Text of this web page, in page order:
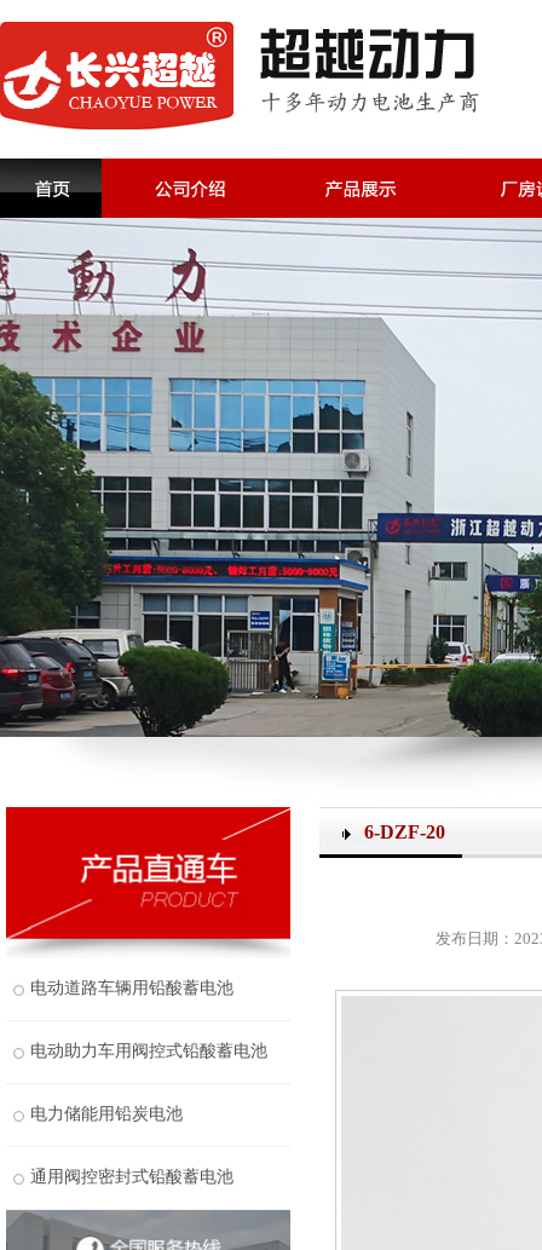
电动道路车辆用铅酸蓄电池
电动助力车用阀控式铅酸蓄电池
电力储能用铅炭电池
通用阀控密封式铅酸蓄电池
6-DZF-20
发布日期：